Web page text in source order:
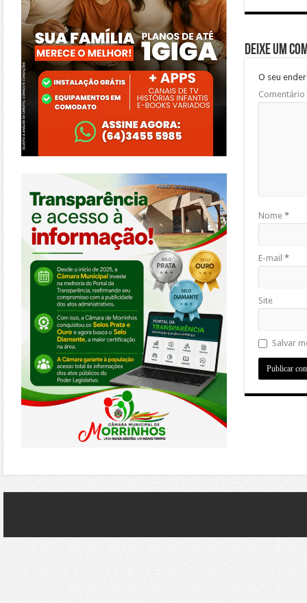
Deixe um
O seu
Comentário
Nome *
E-mail *
Site
Salvar
https://morrinhos.go.leg.br/